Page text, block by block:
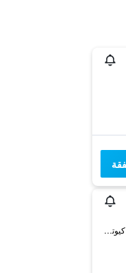
74 Nakajimacho,Kawaramachi Higashi-Iru, كيوتو, اليابان